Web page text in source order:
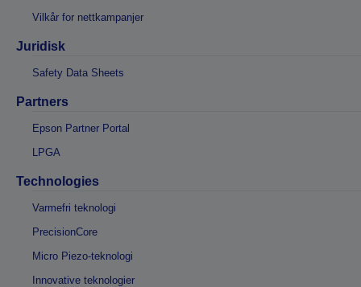
Vilkår for nettkampanjer
Juridisk
Safety Data Sheets
Partners
Epson Partner Portal
LPGA
Technologies
Varmefri teknologi
PrecisionCore
Micro Piezo-teknologi
Innovative teknologier